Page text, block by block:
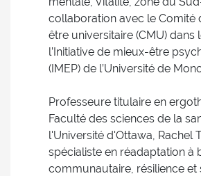
collaboration avec le Comité
être universitaire (CMU) dans
l’Initiative de mieux-être
(IMEP) de l’Université de
Professeure titulaire en
Faculté des sciences de la
l'Université d'Ottawa, Rachel
spécialiste en réadaptation à
communautaire, résilience et